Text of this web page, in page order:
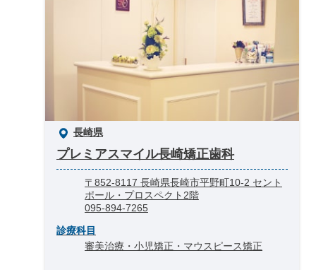
長崎県
プレミアスマイル長崎矯正歯科
〒852-8117 長崎県長崎市平野町10-2 セント
ポール・プロスペクト2階
095-894-7265
診療科目
審美治療・小児矯正・マウスピース矯正